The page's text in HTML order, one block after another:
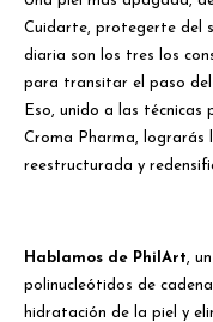
Cuidarte, protegerte del
diaria son los tres los
para transitar el paso
Eso, unido a las
Croma Pharma, lograrás
reestructurada y
Hablamos de PhilArt,
polinucleótidos de
hidratación de la piel y